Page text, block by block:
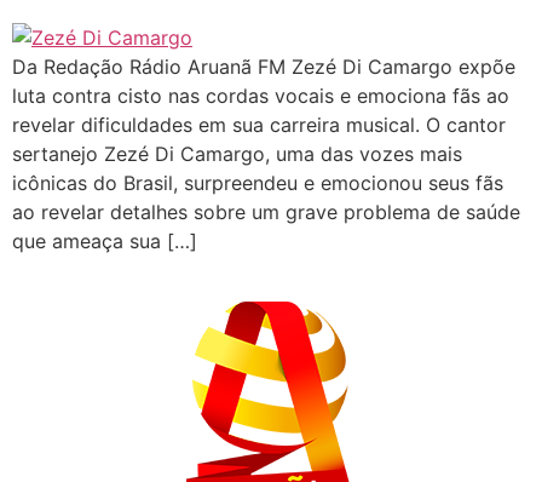
Da Redação Rádio Aruanã FM Zezé Di Camargo expõe
luta contra cisto nas cordas vocais e emociona fãs ao
revelar dificuldades em sua carreira musical. O cantor
sertanejo Zezé Di Camargo, uma das vozes mais
icônicas do Brasil, surpreendeu e emocionou seus fãs
ao revelar detalhes sobre um grave problema de saúde
que ameaça sua […]